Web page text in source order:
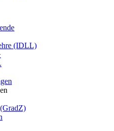
(IDLL)